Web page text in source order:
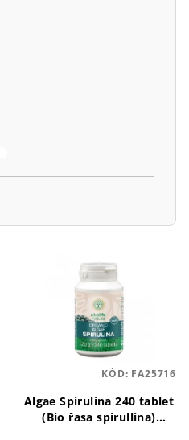
Algae Spirulina 240 tablet
(Bio řasa spirullina)
KÓD: FA25716